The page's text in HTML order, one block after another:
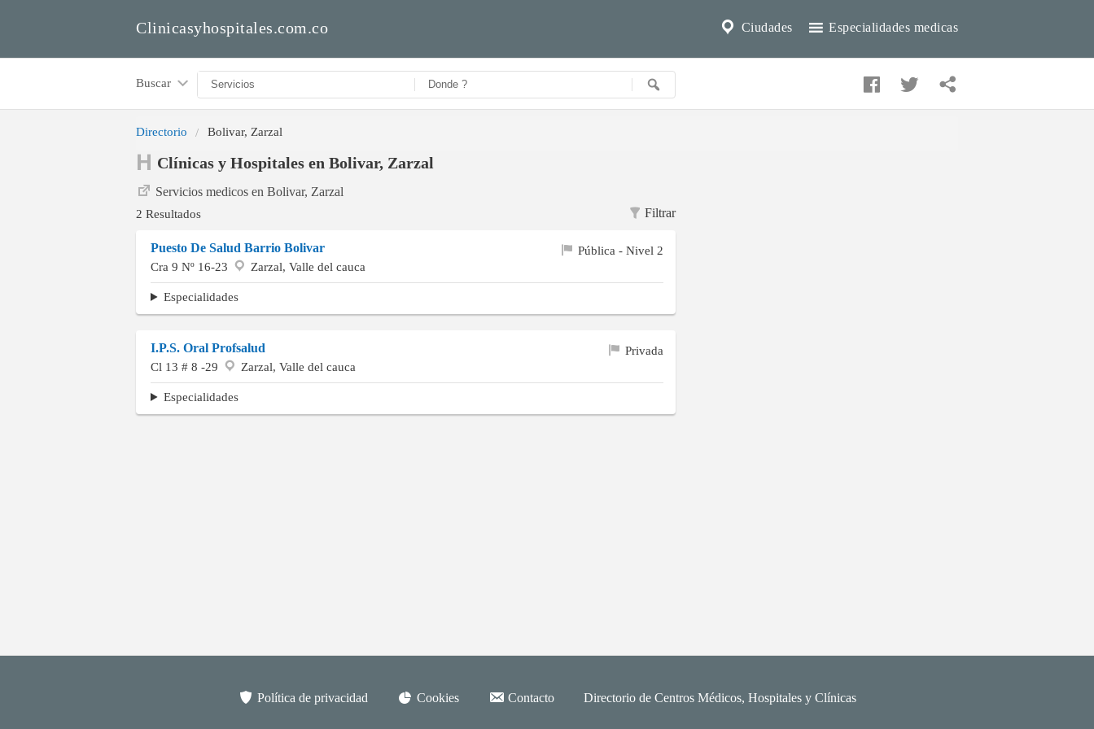
Especialidades medicas
Ciudades
Clinicasyhospitales.com.co
Buscar
Directorio Bolivar, Zarzal
Clínicas y Hospitales en Bolivar, Zarzal
Servicios medicos en Bolivar, Zarzal
Filtrar
2 Resultados
Puesto De Salud Barrio Bolivar
Pública - Nivel 2
Cra 9 Nº 16-23
Zarzal, Valle del cauca
Especialidades
I.P.S. Oral Profsalud
Privada
Cl 13 # 8 -29
Zarzal, Valle del cauca
Especialidades
Política de privacidad Cookies Contacto Directorio de Centros Médicos, Hospitales y Clínicas